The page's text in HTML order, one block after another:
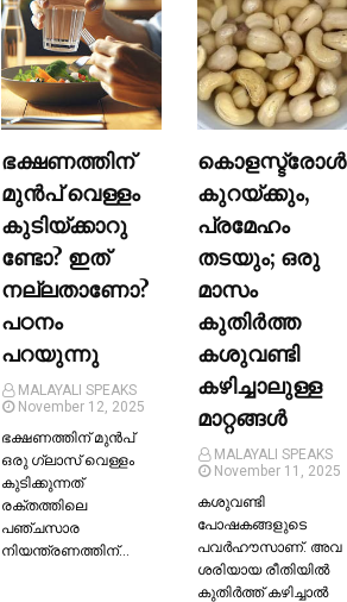
ഭക്ഷണത്തിന്
മുന്‍പ് വെള്ളം
കുടിയ്ക്കാറു
ണ്ടോ? ഇത്
നല്ലതാണോ?
പഠനം
പറയുന്നു
MALAYALI SPEAKS
November 12, 2025
ഭക്ഷണത്തിന് മുന്‍പ്
ഒരു ഗ്ലാസ് വെള്ളം
കുടിക്കുന്നത്
രക്തത്തിലെ
പഞ്ചസാര
നിയന്ത്രണത്തിന്…
കൊളസ്ട്രോള്‍
കുറയ്ക്കും,
പ്രമേഹം
തടയും; ഒരു
മാസം
കുതിര്‍ത്ത
കശുവണ്ടി
കഴിച്ചാലുള്ള
മാറ്റങ്ങള്‍
MALAYALI SPEAKS
November 11, 2025
കശുവണ്ടി
പോഷകങ്ങളുടെ
പവർഹൗസാണ്. അവ
ശരിയായ രീതിയില്‍
കുതിർത്ത് കഴിച്ചാല്‍